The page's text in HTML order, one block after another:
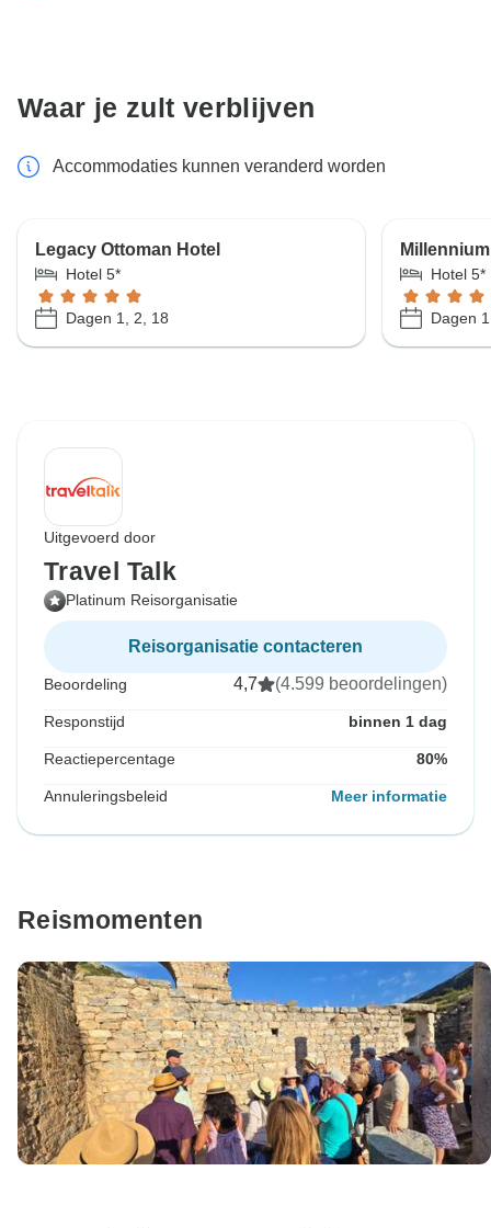
Waar je zult verblijven
Accommodaties kunnen veranderd worden
Legacy Ottoman Hotel
Hotel 5*
Dagen 1, 2, 18
Hotel 5*
Dagen
Uitgevoerd door
Travel Talk
Platinum Reisorganisatie
Reisorganisatie contacteren
Beoordeling 4,7 (4.599 beoordelingen)
Responstijd binnen 1 dag
Reactiepercentage 80%
Annuleringsbeleid Meer informatie
Reismomenten